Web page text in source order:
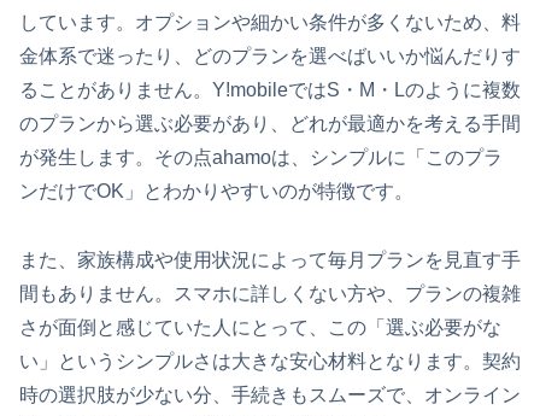
しています。オプションや細かい条件が多くないため、料
金体系で迷ったり、どのプランを選べばいいか悩んだりす
ることがありません。Y!mobileではS・M・Lのように複数
のプランから選ぶ必要があり、どれが最適かを考える手間
が発生します。その点ahamoは、シンプルに「このプラ
ンだけでOK」とわかりやすいのが特徴です。
また、家族構成や使用状況によって毎月プランを見直す手
間もありません。スマホに詳しくない方や、プランの複雑
さが面倒と感じていた人にとって、この「選ぶ必要がな
い」というシンプルさは大きな安心材料となります。契約
時の選択肢が少ない分、手続きもスムーズで、オンライン